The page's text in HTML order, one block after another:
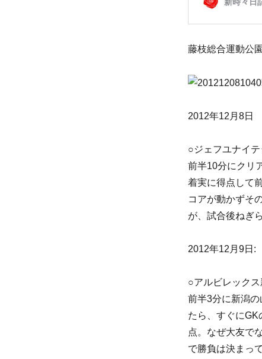
藤枝総合運動公
2012年12月8日
○ジェフユナイ
前半10分にクリ
着実に得点して
コアが動かずそ
が、試合後ねぎ
2012年12月9日:
○アルビレック
前半3分に新潟
たら、すぐにGK
点。なぜ大友で
で勝負は決まっ